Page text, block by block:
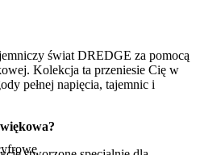
świat DREDGE za pomocą
Kolekcja ta przeniesie Cię w
pełnej napięcia, tajemnic i